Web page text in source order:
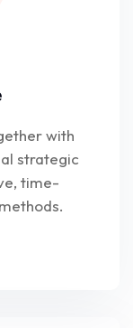
with
strategic
time-